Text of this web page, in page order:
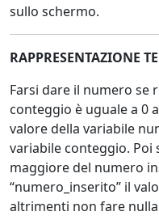
sullo schermo.
RAPPRESENTAZIONE
Farsi dare il numero se
conteggio è uguale a 0
valore della variabile
variabile conteggio. Poi
maggiore del numero
“numero_inserito” il
altrimenti non fare